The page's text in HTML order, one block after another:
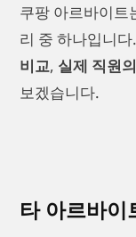
쿠팡 아르바이트
리 중 하나입니
비교, 실제 직원
보겠습니다.
타 아르바이